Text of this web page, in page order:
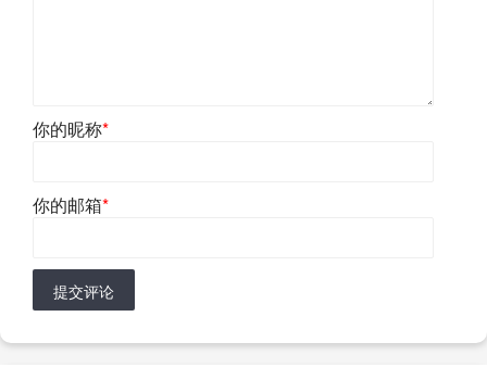
你的昵称*
你的邮箱*
提交评论